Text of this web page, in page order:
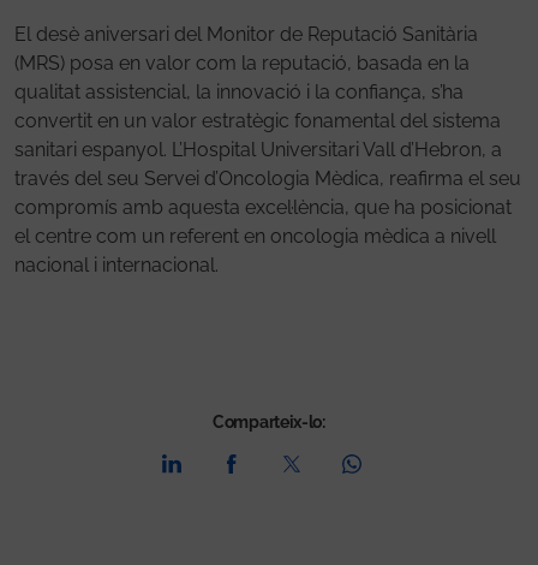
El desè aniversari del Monitor de Reputació Sanitària
(MRS) posa en valor com la reputació, basada en la
qualitat assistencial, la innovació i la confiança, s’ha
convertit en un valor estratègic fonamental del sistema
sanitari espanyol. L’Hospital Universitari Vall d’Hebron, a
través del seu Servei d’Oncologia Mèdica, reafirma el seu
compromís amb aquesta excel·lència, que ha posicionat
el centre com un referent en oncologia mèdica a nivell
nacional i internacional.
Comparteix-lo: